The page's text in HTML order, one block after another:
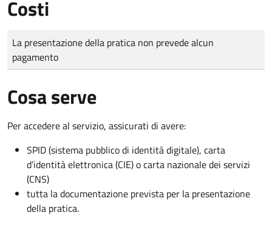
Costi
Tipo di pagamento
Importo
La presentazione della pratica non prevede alcun
pagamento
Cosa serve
Per accedere al servizio, assicurati di avere:
SPID (sistema pubblico di identità digitale), carta
d’identità elettronica (CIE) o carta nazionale dei servizi
(CNS)
tutta la documentazione prevista per la presentazione
della pratica.